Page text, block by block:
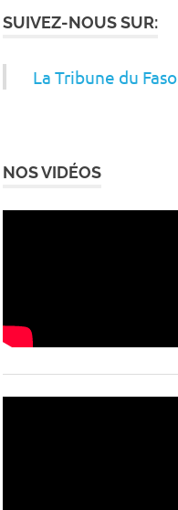
SUIVEZ-NOUS SUR:
La Tribune du Faso
NOS VIDÉOS